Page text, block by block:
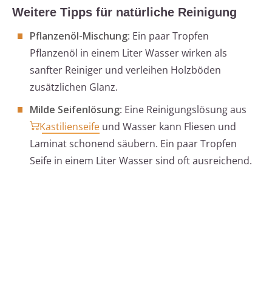
Weitere Tipps für natürliche Reinigung
Pflanzenöl-Mischung: Ein paar Tropfen
Pflanzenöl in einem Liter Wasser wirken als
sanfter Reiniger und verleihen Holzböden
zusätzlichen Glanz.
Milde Seifenlösung: Eine Reinigungslösung aus
Kastilienseife und Wasser kann Fliesen und
Laminat schonend säubern. Ein paar Tropfen
Seife in einem Liter Wasser sind oft ausreichend.